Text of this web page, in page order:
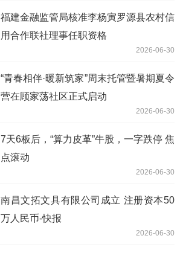
福建金融监管局核准李杨寅罗源县农村信
用合作联社理事任职资格
2026-06-30
“青春相伴·暖新筑家”周末托管暨暑期夏令
营在顾家荡社区正式启动
2026-06-30
7天6板后，“算力皮革”牛股，一字跌停 焦
点滚动
2026-06-30
南昌文拓文具有限公司成立 注册资本50
万人民币-快报
2026-06-30